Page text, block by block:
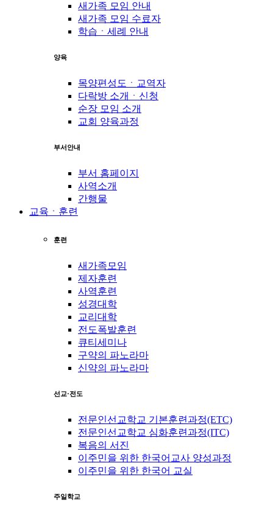
새가족 모임 안내
새가족 모임 수료자
학습ㆍ세례 안내
양육
목양편성도ㆍ교역자
다락방 소개ㆍ신청
순장 모임 소개
교회 양육과정
부서안내
부서 홈페이지
사역소개
간행물
교육ㆍ훈련
훈련
새가족모임
제자훈련
사역훈련
성경대학
교리대학
전도폭발훈련
큐티세미나
구약의 파노라마
신약의 파노라마
선교·전도
전문인선교학교 기본훈련과정(ETC)
전문인선교학교 심화훈련과정(ITC)
복음의 서진
이주민을 위한 한국어교사 양성과정
이주민을 위한 한국어 교실
주일학교